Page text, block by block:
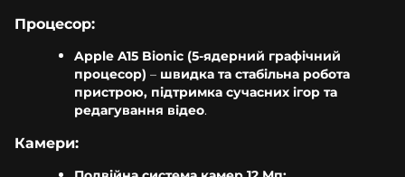
Процесор:
Apple A15 Bionic (5-ядерний графічний
процесор) – швидка та стабільна робота
пристрою, підтримка сучасних ігор та
редагування відео.
Камери: